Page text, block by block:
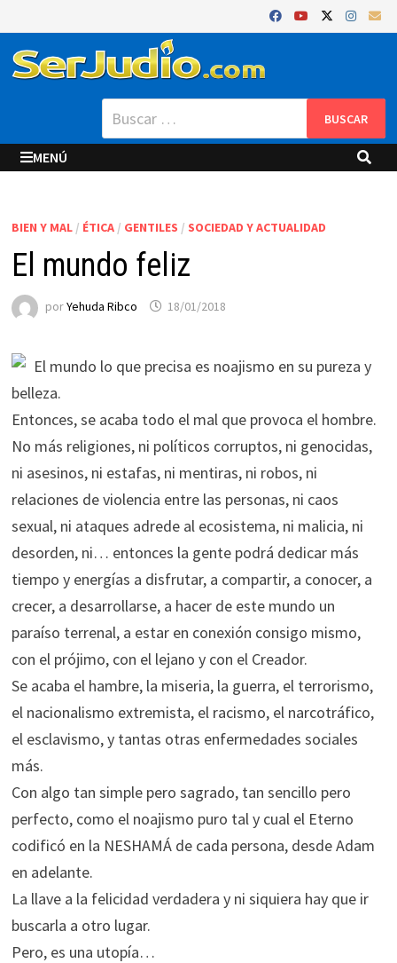
al
contenido
Buscar:
MENÚ
BIEN Y MAL/ ÉTICA/ GENTILES / SOCIEDAD Y ACTUALIDAD
El mundo feliz
porYehuda Ribco 18/01/2018
El mundo lo que precisa es noajismo en su pureza y
belleza.
Entonces, se acaba todo el mal que provoca el hombre.
No más religiones, ni políticos corruptos, ni genocidas,
ni asesinos, ni estafas, ni mentiras, ni robos, ni
relaciones de violencia entre las personas, ni caos
sexual, ni ataques adrede al ecosistema, ni malicia, ni
desorden, ni… entonces la gente podrá dedicar más
tiempo y energías a disfrutar, a compartir, a conocer, a
crecer, a desarrollarse, a hacer de este mundo un
paraíso terrenal, a estar en conexión consigo mismo,
con el prójimo, con el lejano y con el Creador.
Se acaba el hambre, la miseria, la guerra, el terrorismo,
el nacionalismo extremista, el racismo, el narcotráfico,
el esclavismo, y tantas otras enfermedades sociales
más.
Con algo tan simple pero sagrado, tan sencillo pero
perfecto, como el noajismo puro tal y cual el Eterno
codificó en la NESHAMÁ de cada persona, desde Adam
en adelante.
La llave a la felicidad verdadera y ni siquiera hay que ir
buscarla a otro lugar.
Pero, es una utopía…